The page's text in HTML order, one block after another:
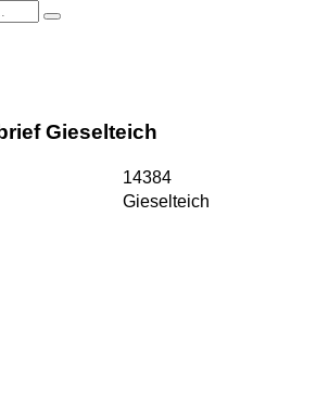
Gieselteich
14384
Gieselteich